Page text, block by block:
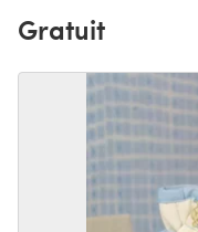
Gratuit